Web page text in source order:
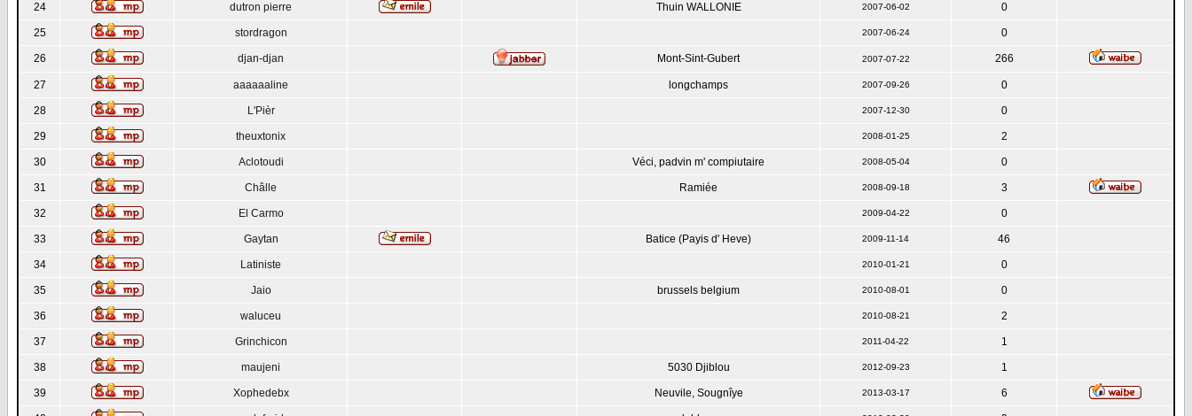
24 dutron pierre Thuin WALLONIE 2007-06-02 0
25 stordragon 2007-06-24 0
26 djan-djan Mont-Sint-Gubert 2007-07-22 266
27 aaaaaaline longchamps 2007-09-26 0
28 L'Pièr 2007-12-30 0
29 theuxtonix 2008-01-25 2
30 Aclotoudi Véci, padvin m' compiutaire 2008-05-04 0
31 Châlle Ramiée 2008-09-18 3
32 El Carmo 2009-04-22 0
33 Gaytan Batice (Payis d' Heve) 2009-11-14 46
34 Latiniste 2010-01-21 0
35 Jaio brussels belgium 2010-08-01 0
36 waluceu 2010-08-21 2
37 Grinchicon 2011-04-22 1
38 maujeni 5030 Djiblou 2012-09-23 1
39 Xophedebx Neuvile, Sougnîye 2013-03-17 6